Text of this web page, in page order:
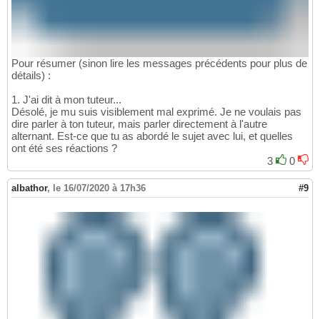
Pour résumer (sinon lire les messages précédents pour plus de
détails) :
1. J'ai dit à mon tuteur...
Désolé, je mu suis visiblement mal exprimé. Je ne voulais pas
dire parler à ton tuteur, mais parler directement à l'autre
alternant. Est-ce que tu as abordé le sujet avec lui, et quelles
ont été ses réactions ?
3
0
albathor, le 16/07/2020 à 17h36 #9